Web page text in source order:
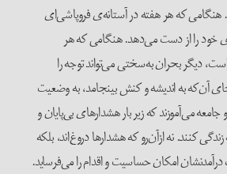
که هر هفته در آستانه‌ی فروپاشی‌ای
خود را از دست می‌دهد. هنگامی که هر
دیگر بحران به‌سختی می‌تواند توجه را
آن‌که به اندیشه و کنش بینجامد، به وضعیت
می‌آموزند که زیر بار هشدارهای بی‌پایان و
کنند. نه از‌آن‌رو که هشدارها دروغ‌اند، بلکه
امکان حساسیت و اقدام را می‌فرساید.